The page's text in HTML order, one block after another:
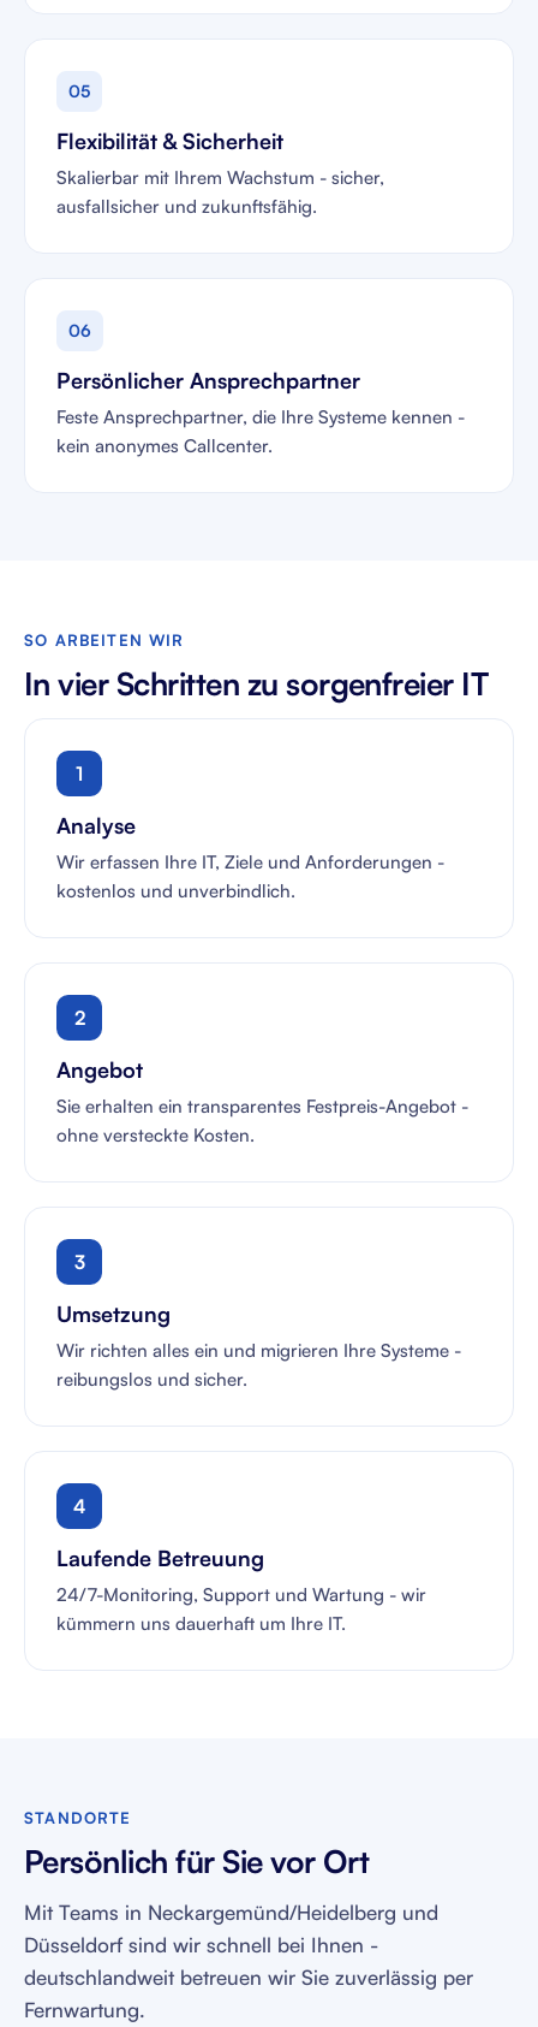
05
Flexibilität & Sicherheit
Skalierbar mit Ihrem Wachstum - sicher,
ausfallsicher und zukunftsfähig.
06
Persönlicher Ansprechpartner
Feste Ansprechpartner, die Ihre Systeme kennen -
kein anonymes Callcenter.
SO ARBEITEN WIR
In vier Schritten zu sorgenfreier IT
1
Analyse
Wir erfassen Ihre IT, Ziele und Anforderungen -
kostenlos und unverbindlich.
2
Angebot
Sie erhalten ein transparentes Festpreis-Angebot -
ohne versteckte Kosten.
3
Umsetzung
Wir richten alles ein und migrieren Ihre Systeme -
reibungslos und sicher.
4
Laufende Betreuung
24/7-Monitoring, Support und Wartung - wir
kümmern uns dauerhaft um Ihre IT.
STANDORTE
Persönlich für Sie vor Ort
Mit Teams in Neckargemünd/Heidelberg und
Düsseldorf sind wir schnell bei Ihnen -
deutschlandweit betreuen wir Sie zuverlässig per
Fernwartung.